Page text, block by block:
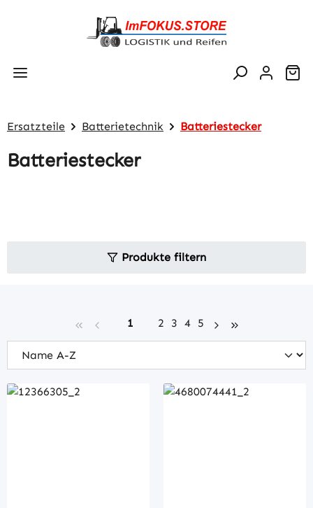
Zum Hauptinhalt springen
Ersatzteile Batterietechnik Batteriestecker
Batteriestecker
Produkte filtern
Seite
1 Seite
2 Seite
3 Seite
4 Seite
5